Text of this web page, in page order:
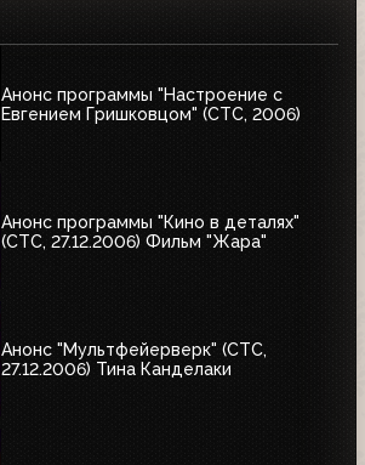
Анонс программы "Настроение с
Евгением Гришковцом" (СТС, 2006)
Анонс программы "Кино в деталях"
(СТС, 27.12.2006) Фильм "Жара"
Анонс "Мультфейерверк" (СТС,
27.12.2006) Тина Канделаки